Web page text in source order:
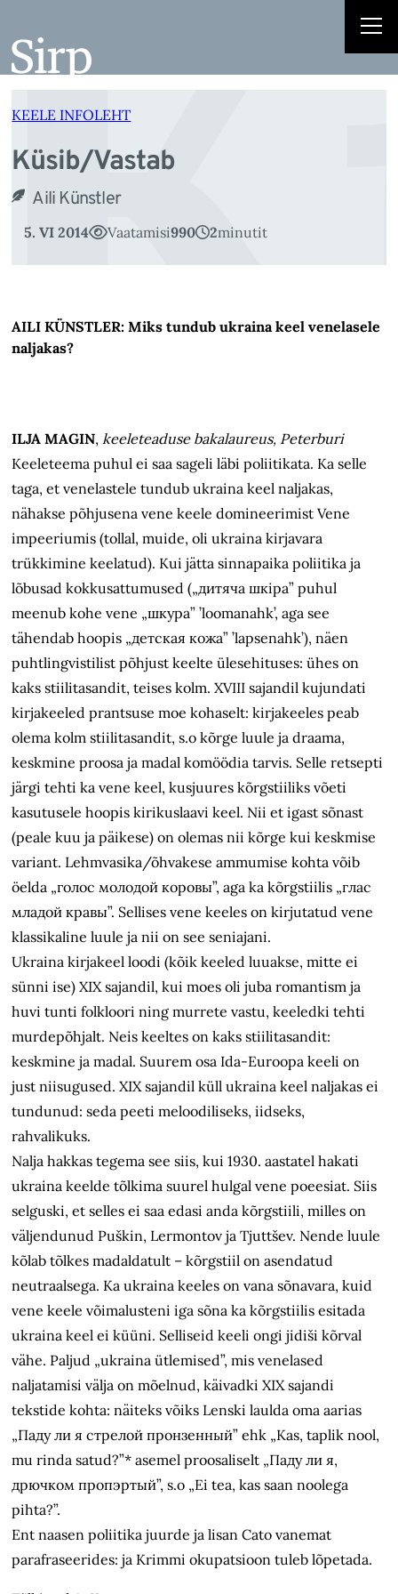
juurde
KEELE INFOLEHT
Küsib/Vastab
Aili Künstler
5. VI 2014 Vaatamisi990 2minutit
AILI KÜNSTLER: Miks tundub ukraina keel venelasele
naljakas?
ILJA MAGIN,keeleteaduse bakalaureus, Peterburi
Keeleteema puhul ei saa sageli läbi poliitikata. Ka selle
taga, et venelastele tundub ukraina keel naljakas,
nähakse põhjusena vene keele domineerimist Vene
impeeriumis (tollal, muide, oli ukraina kirjavara
trükkimine keelatud). Kui jätta sinnapaika poliitika ja
lõbusad kokkusattumused („дитяча шкiра” puhul
meenub kohe vene „шкура” ’loomanahk’, аga see
tähendab hoopis „детская кожа” ’lapsenahk’), näen
puhtlingvistilist põhjust keelte ülesehituses: ühes on
kaks stiilitasandit, teises kolm. XVIII sajandil kujundati
kirjakeeled prantsuse moe kohaselt: kirjakeeles peab
olema kolm stiilitasandit, s.o kõrge luule ja draama,
keskmine proosa ja madal komöödia tarvis. Selle retsepti
järgi tehti ka vene keel, kusjuures kõrgstiiliks võeti
kasutusele hoopis kirikuslaavi keel. Nii et igast sõnast
(peale kuu ja päikese) on olemas nii kõrge kui keskmise
variant. Lehmvasika/õhvakese ammumise kohta võib
öelda „голос молодой коровы”, aga ka kõrgstiilis „глас
младой кравы”. Sellises vene keeles on kirjutatud vene
klassikaline luule ja nii on see seniajani.
Ukraina kirjakeel loodi (kõik keeled luuakse, mitte ei
sünni ise) XIX sajandil, kui moes oli juba romantism ja
huvi tunti folkloori ning murrete vastu, keeledki tehti
murdepõhjalt. Neis keeltes on kaks stiilitasandit:
keskmine ja madal. Suurem osa Ida-Euroopa keeli on
just niisugused. XIX sajandil küll ukraina keel naljakas ei
tundunud: seda peeti meloodiliseks, iidseks,
rahvalikuks.
Nalja hakkas tegema see siis, kui 1930. aastatel hakati
ukraina keelde tõlkima suurel hulgal vene poeesiat. Siis
selguski, et selles ei saa edasi anda kõrgstiili, milles on
väljendunud Puškin, Lermontov ja Tjuttšev. Nende luule
kõlab tõlkes madaldatult – kõrgstiil on asendatud
neutraalsega. Ka ukraina keeles on vana sõnavara, kuid
vene keele võimalusteni iga sõna ka kõrgstiilis esitada
ukraina keel ei küüni. Selliseid keeli ongi jidiši kõrval
vähe. Paljud „ukraina ütlemised”, mis venelased
naljatamisi välja on mõelnud, käivadki XIX sajandi
tekstide kohta: näiteks võiks Lenski laulda oma aarias
„Паду ли я стрелой пронзенный” ehk „Kas, taplik nool,
mu rinda satud?”* asemel proosaliselt „Паду ли я,
дрючком пропэртый”, s.o „Ei tea, kas saan noolega
pihta?”.
Ent naasen poliitika juurde ja lisan Cato vanemat
parafraseerides: ja Krimmi okupatsioon tuleb lõpetada.